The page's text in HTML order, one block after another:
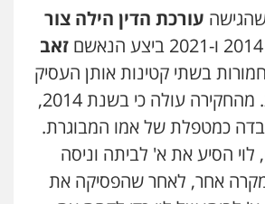
רן כהן רוכברגר
צבא פלילי צווארון לבן
דניאל דרוביצקי
משפחה צבאי
עורכת הדין הילה צור
זאב
בשתי קטינות אותן העסיק
במסגרות שונות. מהחקירה עולה כי בשנת 2014,
בת 17, עבדה כמטפלת של אמו המבוגרת.
הסיע את א' לביתה וניסה
אחר, לאחר שהפסיקה את